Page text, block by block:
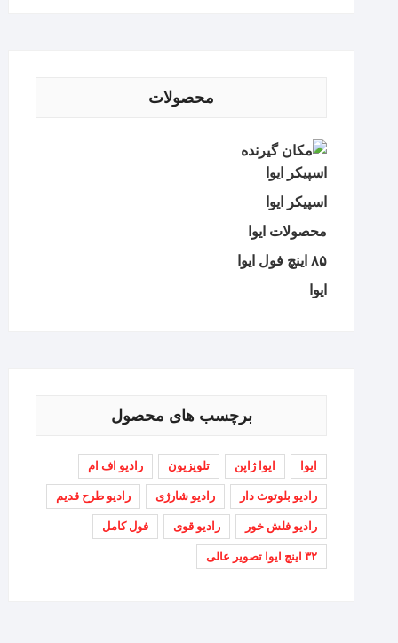
محصولات
اسپیکر ایوا
اسپیکر ایوا
محصولات ایوا
۸۵ اینچ فول ایوا
ایوا
برچسب های محصول
ایوا ایوا ژاپن تلویزیون رادیو اف ام
رادیو بلوتوث دار رادیو شارژی رادیو طرح قدیم
رادیو فلش خور رادیو قوی فول کامل
۳۲ اینچ ایوا تصویر عالی